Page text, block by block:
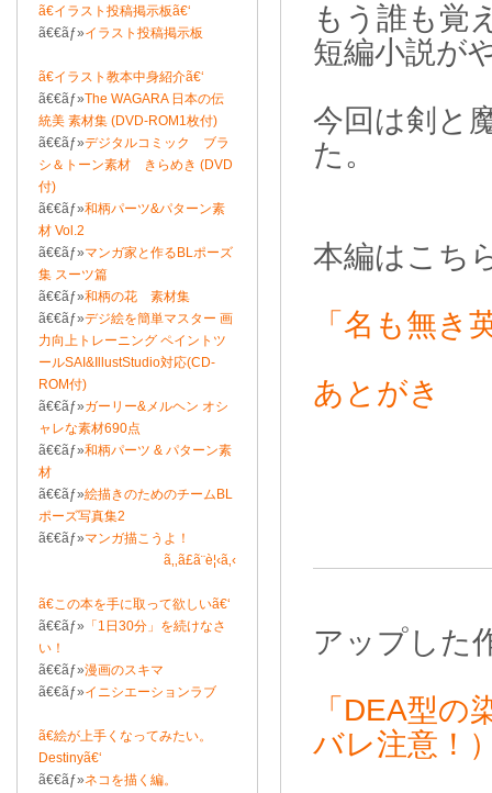
ã€イラスト投稿掲示板ã€‘
ã€€ãƒ»イラスト投稿掲示板
ã€イラスト教本中身紹介ã€‘
ã€€ãƒ»The WAGARA 日本の伝
統美 素材集 (DVD-ROM1枚付)
ã€€ãƒ»デジタルコミック ブラ
シ＆トーン素材 きらめき (DVD
付)
ã€€ãƒ»和柄パーツ&パターン素
材 Vol.2
ã€€ãƒ»マンガ家と作るBLポーズ
集 スーツ篇
ã€€ãƒ»和柄の花 素材集
ã€€ãƒ»デジ絵を簡単マスター 画
力向上トレーニング ペイントツ
ールSAI&IllustStudio対応(CD-
ROM付)
ã€€ãƒ»ガーリー&メルヘン オシ
ャレな素材690点
ã€€ãƒ»和柄パーツ & パターン素
材
ã€€ãƒ»絵描きのためのチームBL
ポーズ写真集2
ã€€ãƒ»マンガ描こうよ！
ã‚‚ã£ã¨è¦‹ã‚‹
ã€この本を手に取って欲しいã€‘
ã€€ãƒ» 「1日30分」を続けなさ
い！
ã€€ãƒ»漫画のスキマ
ã€€ãƒ»イニシエーションラブ
ã€絵が上手くなってみたい。
Destinyã€‘
ã€€ãƒ»ネコを描く編。
もう誰も覚
短編小説が
今回は剣と
た。
本編はこち
「名も無き
あとがき
アップした
「DEA型の
バレ注意！